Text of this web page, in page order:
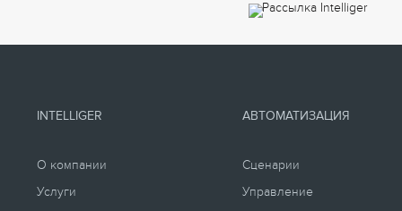
INTELLIGER
О компании
Услуги
АВТОМАТИЗАЦИЯ
Сценарии
Управление